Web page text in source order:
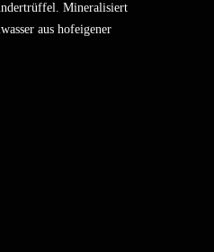
Mineralisiert
aus hofeigener